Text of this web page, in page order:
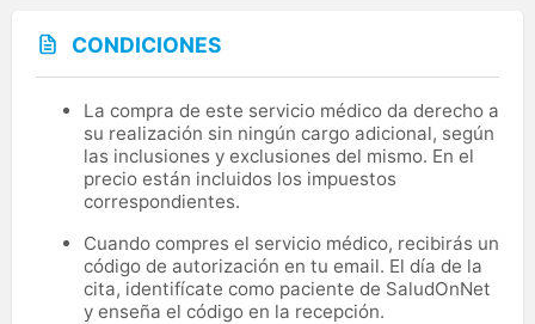
CONDICIONES
La compra de este servicio médico da derecho a
su realización sin ningún cargo adicional, según
las inclusiones y exclusiones del mismo. En el
precio están incluidos los impuestos
correspondientes.
Cuando compres el servicio médico, recibirás un
código de autorización en tu email. El día de la
cita, identifícate como paciente de SaludOnNet
y enseña el código en la recepción.